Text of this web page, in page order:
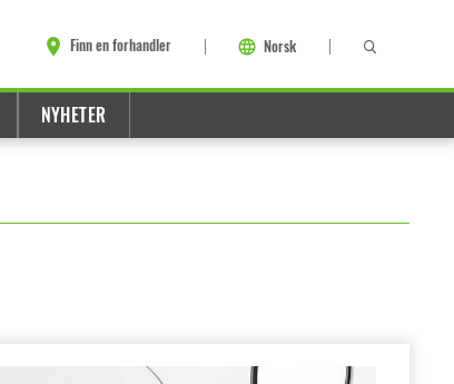
Finn en forhandler Norsk
NYHETER